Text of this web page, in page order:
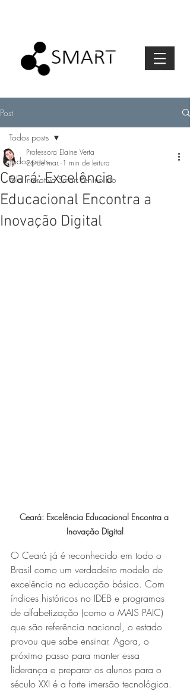
Post
Todos posts
Tela Interativa Smart Pen no Rio
Todos posts
Ceará: Excelência
Educacional Encontra a
Inovação Digital
Professora Elaine Verta
26 de mar. 1 min de leitura
Ceará: Excelência Educacional Encontra a
Inovação Digital
O Ceará já é reconhecido em todo o
Brasil como um verdadeiro modelo de
excelência na educação básica. Com
índices históricos no IDEB e programas
de alfabetização (como o MAIS PAIC)
que são referência nacional, o estado
provou que sabe ensinar. Agora, o
próximo passo para manter essa
liderança e preparar os alunos para o
século XXI é a forte imersão tecnológica.